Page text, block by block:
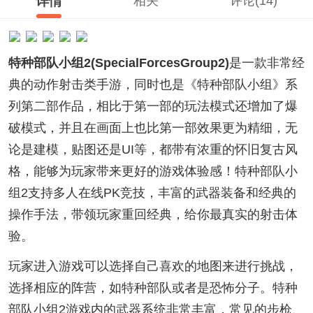
特种部队小组2(SpecialForcesGroup2)是一款非常经
典的动作射击类手游，同时也是《特种部队小组》系
列第二部作品，相比于第一部的玩法模式还增加了爆
破模式，并且在画面上也比第一部效果更为精细，无
论是建模，贴图还是UI等，都带有浓重的怀旧复古风
格，能够为玩家带来更好的游戏体验感！特种部队小
组2支持多人在线PK竞技，丰富的武器装备和经典的
操作手法，带领玩家重回经典，给你最真实的射击体
验。
玩家进入游戏可以选择自己喜欢的地图来进行挑战，
选择相应的阵营，如特种部队或者是恐怖分子。特种
部队小组2游戏内的武器系统非常丰富，常见的步枪、